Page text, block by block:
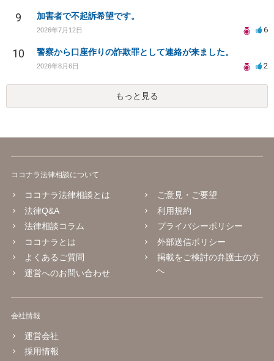
9 加害者で不起訴希望です。
2026年7月12日 6
10 警察から口座作りの詐欺罪として連絡が来ました。
2026年8月6日 2
もっと見る
ココナラ法律相談について
ココナラ法律相談とは
法律Q&A
法律相談コラム
ココナラとは
よくあるご質問
運営へのお問い合わせ
ご意見・ご要望
利用規約
プライバシーポリシー
外部送信ポリシー
掲載をご検討の弁護士の方
へ
会社情報
運営会社
採用情報